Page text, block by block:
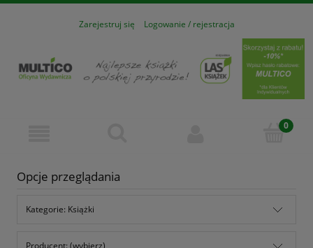
Zarejestruj się Logowanie / rejestracja
Opcje przeglądania
Kategorie: Książki